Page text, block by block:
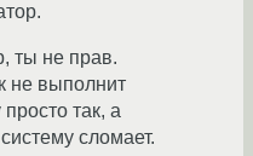
ты не прав.
не выполнит
так, а
сломает.